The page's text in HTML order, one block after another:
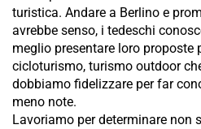
turistica. Andare a Berlino e
avrebbe senso, i tedeschi
meglio presentare loro proposte
cicloturismo, turismo outdoor
dobbiamo fidelizzare per far
meno note.
Lavoriamo per determinare non